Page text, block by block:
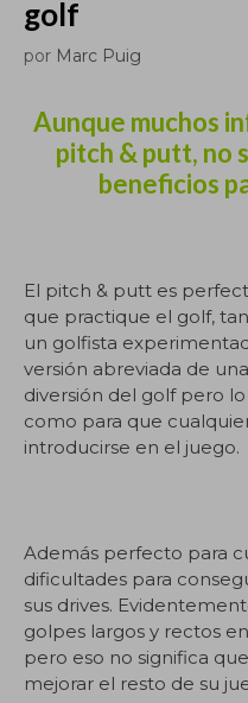
golf
por Marc Puig
Aunque muchos
pitch & putt, no
beneficios
El pitch & putt es
que practique el golf,
un golfista
versión abreviada de
diversión del golf pero
como para que
introducirse en el juego.
Además perfecto para
dificultades para
sus drives.
golpes largos y rectos
pero eso no significa
mejorar el resto de su